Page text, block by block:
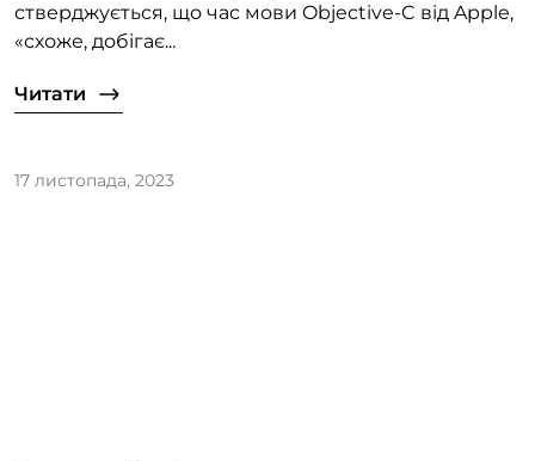
стверджується, що час мови Objective-C від Apple,
«схоже, добігає...
Читати
17 листопада, 2023